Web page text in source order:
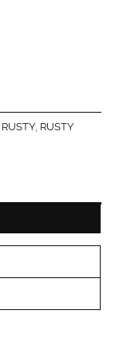
, RUSTY